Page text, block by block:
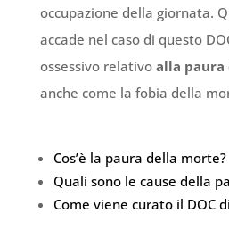
occupazione della giornata.
accade nel caso di questo
ossessivo relativo alla
anche come la fobia della
Cos’è la paura della morte?
Quali sono le cause della
Come viene curato il DOC